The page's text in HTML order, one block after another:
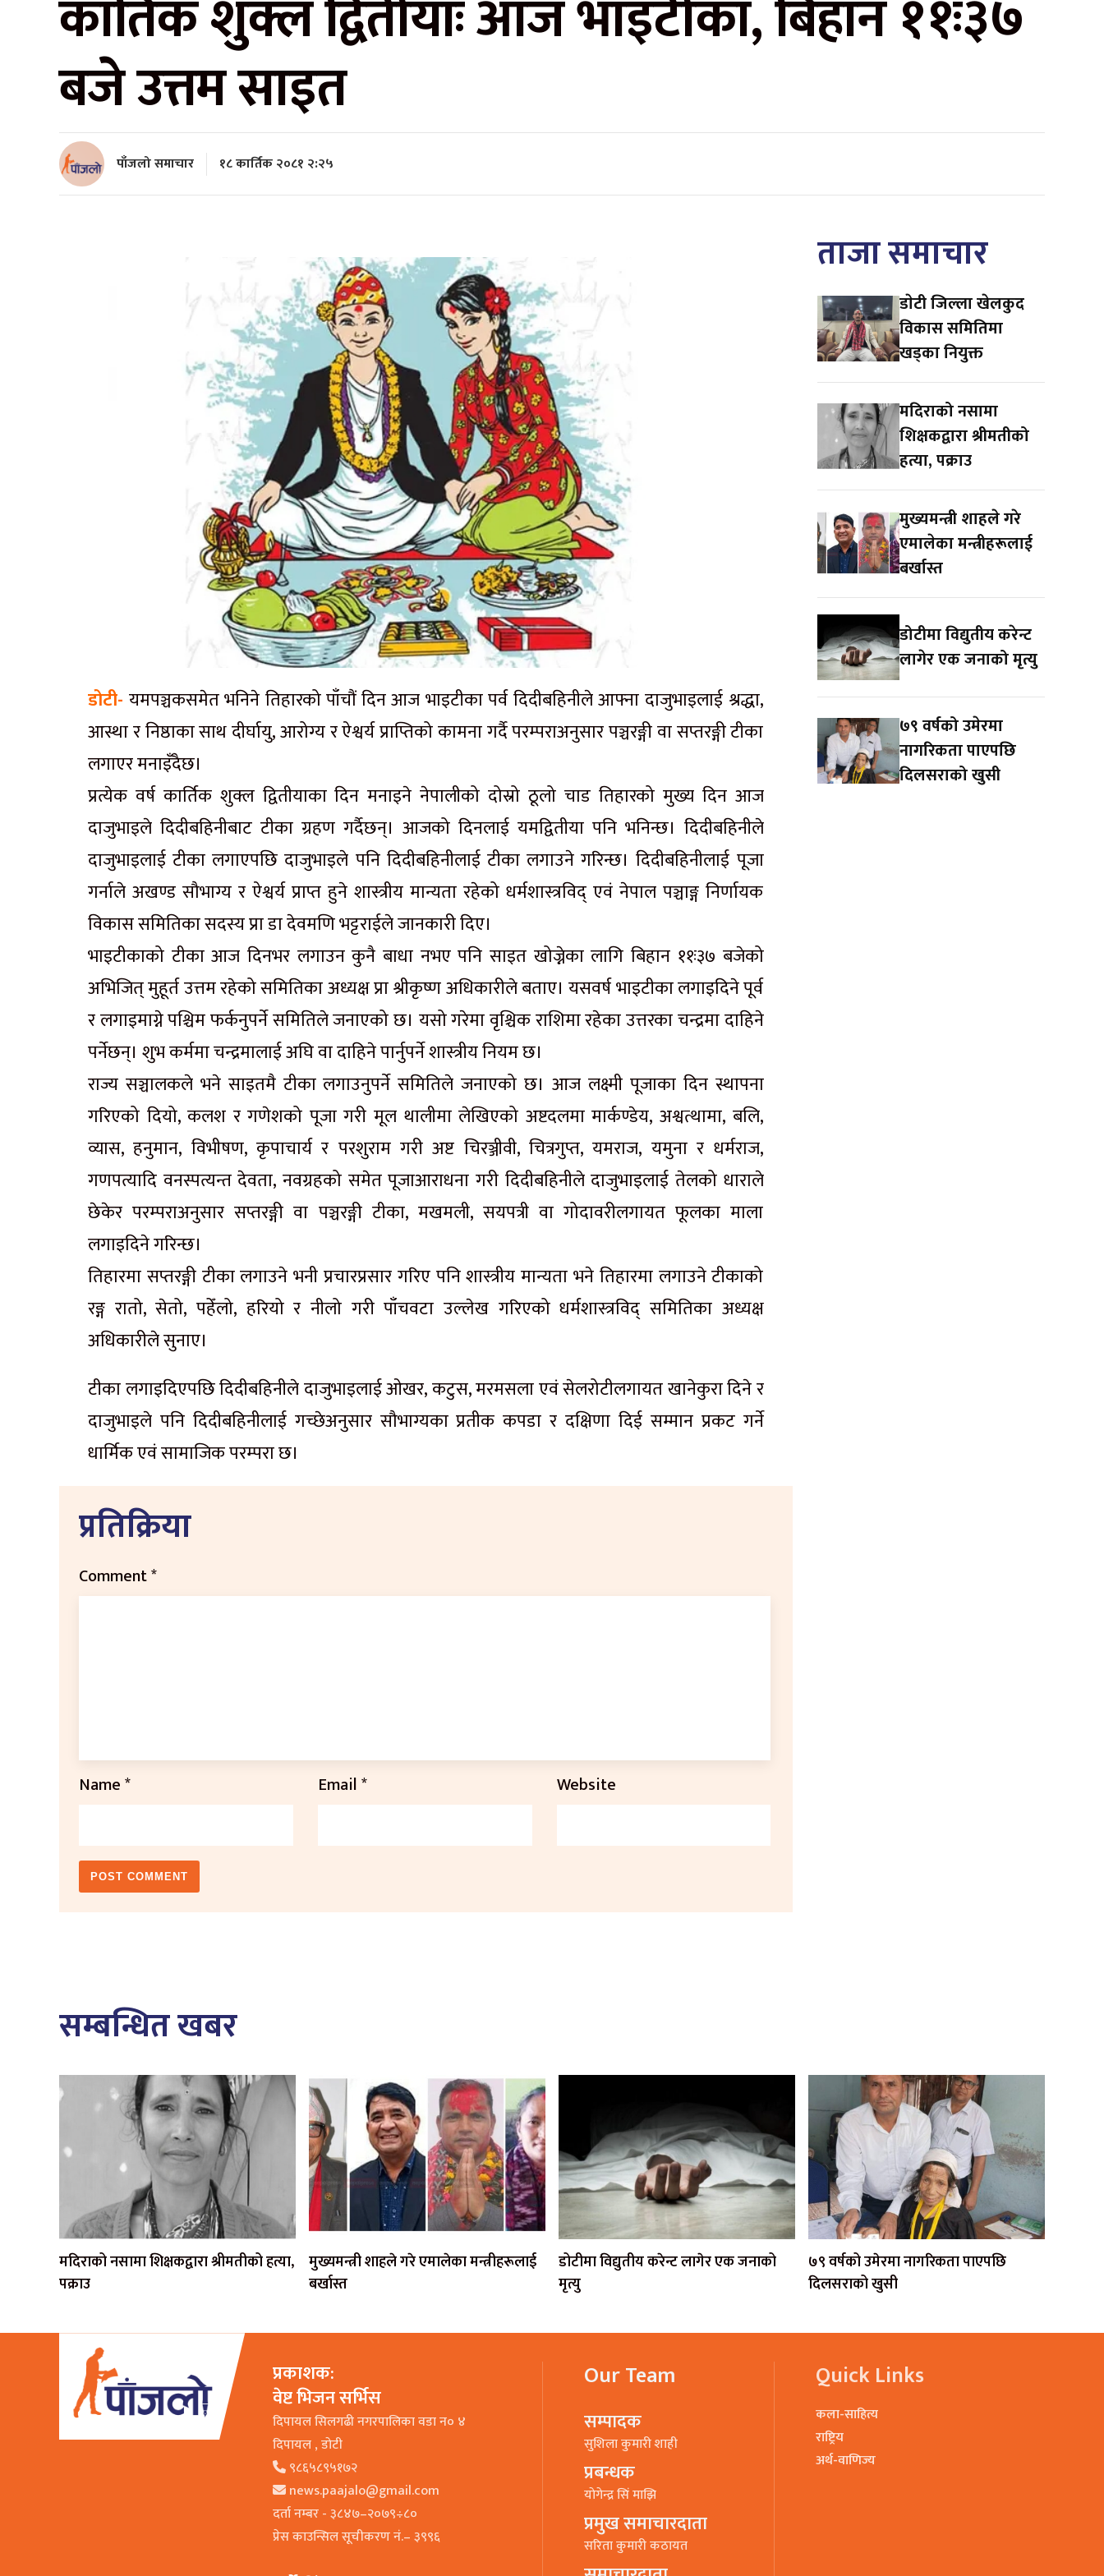
कार्तिक शुक्ल द्वितीयाः आज भाइटीका, बिहान ११ः३७
बजे उत्तम साइत
पाँजलो समाचार १८ कार्तिक २०८१ २:२५
डोटी- यमपञ्चकसमेत भनिने तिहारको पाँचौं दिन आज भाइटीका पर्व दिदीबहिनीले आफ्ना दाजुभाइलाई श्रद्धा,
आस्था र निष्ठाका साथ दीर्घायु, आरोग्य र ऐश्वर्य प्राप्तिको कामना गर्दै परम्पराअनुसार पञ्चरङ्गी वा सप्तरङ्गी टीका
लगाएर मनाइँदैछ।
प्रत्येक वर्ष कार्तिक शुक्ल द्वितीयाका दिन मनाइने नेपालीको दोस्रो ठूलो चाड तिहारको मुख्य दिन आज
दाजुभाइले दिदीबहिनीबाट टीका ग्रहण गर्दैछन्। आजको दिनलाई यमद्वितीया पनि भनिन्छ। दिदीबहिनीले
दाजुभाइलाई टीका लगाएपछि दाजुभाइले पनि दिदीबहिनीलाई टीका लगाउने गरिन्छ। दिदीबहिनीलाई पूजा
गर्नाले अखण्ड सौभाग्य र ऐश्वर्य प्राप्त हुने शास्त्रीय मान्यता रहेको धर्मशास्त्रविद् एवं नेपाल पञ्चाङ्ग निर्णायक
विकास समितिका सदस्य प्रा डा देवमणि भट्टराईले जानकारी दिए।
भाइटीकाको टीका आज दिनभर लगाउन कुनै बाधा नभए पनि साइत खोज्नेका लागि बिहान ११ः३७ बजेको
अभिजित् मुहूर्त उत्तम रहेको समितिका अध्यक्ष प्रा श्रीकृष्ण अधिकारीले बताए। यसवर्ष भाइटीका लगाइदिने पूर्व
र लगाइमाग्ने पश्चिम फर्कनुपर्ने समितिले जनाएको छ। यसो गरेमा वृश्चिक राशिमा रहेका उत्तरका चन्द्रमा दाहिने
पर्नेछन्। शुभ कर्ममा चन्द्रमालाई अघि वा दाहिने पार्नुपर्ने शास्त्रीय नियम छ।
राज्य सञ्चालकले भने साइतमै टीका लगाउनुपर्ने समितिले जनाएको छ। आज लक्ष्मी पूजाका दिन स्थापना
गरिएको दियो, कलश र गणेशको पूजा गरी मूल थालीमा लेखिएको अष्टदलमा मार्कण्डेय, अश्वत्थामा, बलि,
व्यास, हनुमान, विभीषण, कृपाचार्य र परशुराम गरी अष्ट चिरञ्जीवी, चित्रगुप्त, यमराज, यमुना र धर्मराज,
गणपत्यादि वनस्पत्यन्त देवता, नवग्रहको समेत पूजाआराधना गरी दिदीबहिनीले दाजुभाइलाई तेलको धाराले
छेकेर परम्पराअनुसार सप्तरङ्गी वा पञ्चरङ्गी टीका, मखमली, सयपत्री वा गोदावरीलगायत फूलका माला
लगाइदिने गरिन्छ।
तिहारमा सप्तरङ्गी टीका लगाउने भनी प्रचारप्रसार गरिए पनि शास्त्रीय मान्यता भने तिहारमा लगाउने टीकाको
रङ्ग रातो, सेतो, पहेँलो, हरियो र नीलो गरी पाँचवटा उल्लेख गरिएको धर्मशास्त्रविद् समितिका अध्यक्ष
अधिकारीले सुनाए।
टीका लगाइदिएपछि दिदीबहिनीले दाजुभाइलाई ओखर, कटुस, मरमसला एवं सेलरोटीलगायत खानेकुरा दिने र
दाजुभाइले पनि दिदीबहिनीलाई गच्छेअनुसार सौभाग्यका प्रतीक कपडा र दक्षिणा दिई सम्मान प्रकट गर्ने
धार्मिक एवं सामाजिक परम्परा छ।
प्रतिक्रिया
Comment*
Name* Email* Website
ताजा समाचार
डाेटी जिल्ला खेलकुद
विकास समितिमा
खड्का नियुक्त
मदिराको नसामा
शिक्षकद्वारा श्रीमतीको
हत्या, पक्राउ
मुख्यमन्त्री शाहले गरे
एमालेका मन्त्रीहरूलाई
बर्खास्त
डोटीमा विद्युतीय करेन्ट
लागेर एक जनाको मृत्यु
७९ वर्षको उमेरमा
नागरिकता पाएपछि
दिलसराको खुसी
सम्बन्धित खबर
मदिराको नसामा शिक्षकद्वारा श्रीमतीको हत्या,
पक्राउ
मुख्यमन्त्री शाहले गरे एमालेका मन्त्रीहरूलाई
बर्खास्त
डोटीमा विद्युतीय करेन्ट लागेर एक जनाको
मृत्यु
७९ वर्षको उमेरमा नागरिकता पाएपछि
दिलसराको खुसी
प्रकाशक:
वेष्ट भिजन सर्भिस
दिपायल सिलगढी नगरपालिका वडा न० ४
दिपायल , डाेटी
९८६५८९५१७२
news.paajalo@gmail.com
दर्ता नम्बर - ३८४७–२०७९÷८०
प्रेस काउन्सिल सूचीकरण नं.– ३९९६
Our Team
सम्पादक
सुशिला कुमारी शाही
प्रबन्धक
याेगेन्द्र सिं माझि
प्रमुख समाचारदाता
सरिता कुमारी कठायत
Quick Links
कला-साहित्य
राष्ट्रिय
अर्थ-वाणिज्य